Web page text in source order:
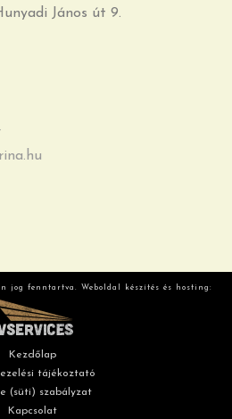
János út 9.
jog fenntartva. Weboldal készítés és hosting:
Kezdőlap
tájékoztató
(süti) szabályzat
Kapcsolat